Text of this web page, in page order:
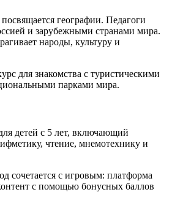
географии. Педагоги
и зарубежными странами мира.
народы, культуру и
для знакомства с туристическими
парками мира.
детей с 5 лет, включающий
чтение, мнемотехнику и
сочетается с игровым: платформа
с помощью бонусных баллов